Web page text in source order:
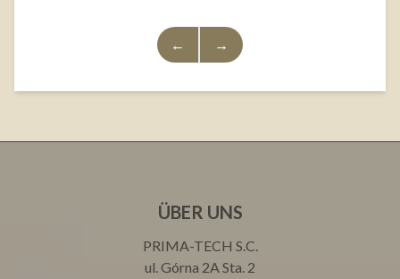
← →
ÜBER UNS
PRIMA-TECH S.C.
ul. Górna 2A Sta. 2